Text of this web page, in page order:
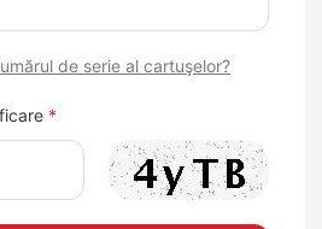
de serie al cartuşelor?
*